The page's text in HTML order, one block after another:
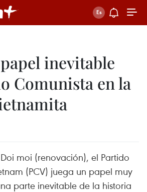
inevitable
Comunista en la
moi (renovación), el Partido
(PCV) juega un papel muy
parte inevitable de la historia